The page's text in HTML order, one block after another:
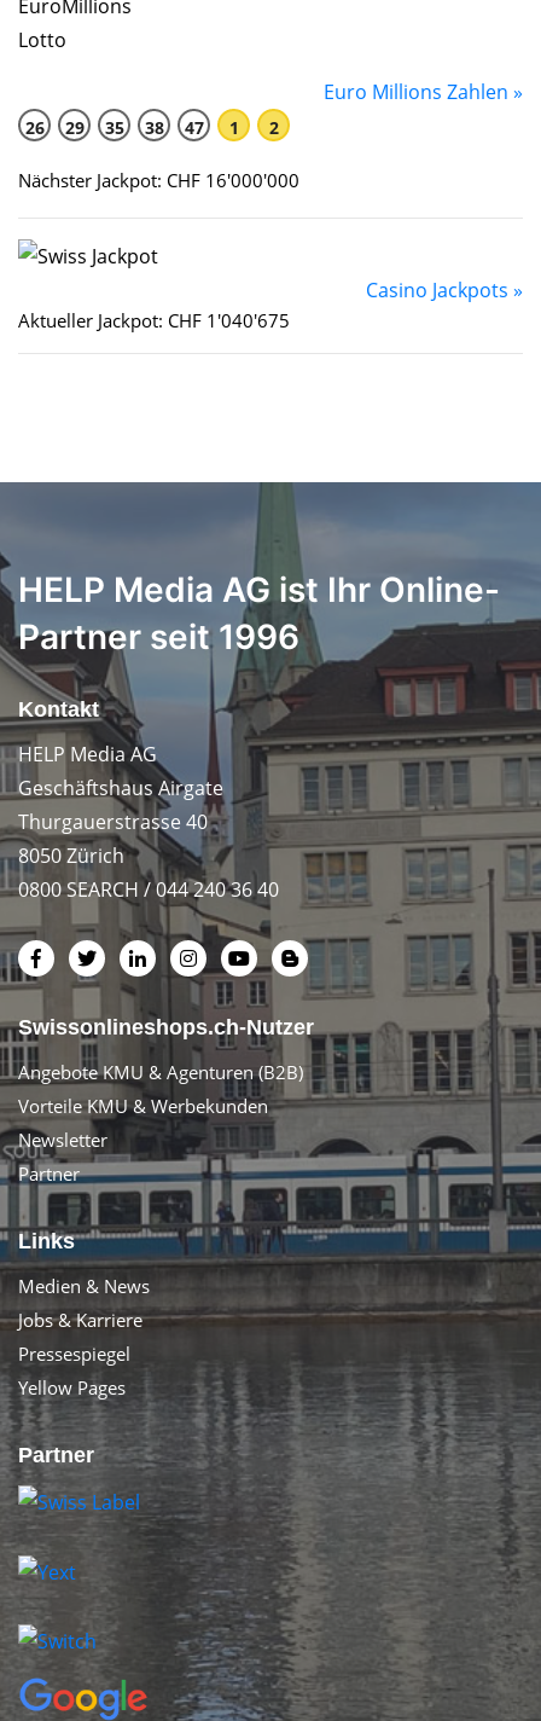
Euro Millions Zahlen »
26 29 35 38 47 1 2
Nächster Jackpot: CHF 16'000'000
Casino Jackpots »
Aktueller Jackpot: CHF 1'040'675
HELP Media AG ist Ihr Online-
Partner seit 1996
Kontakt
HELP Media AG
Geschäftshaus Airgate
Thurgauerstrasse 40
8050 Zürich
0800 SEARCH / 044 240 36 40
Swissonlineshops.ch-Nutzer
Angebote KMU & Agenturen (B2B)
Vorteile KMU & Werbekunden
Newsletter
Partner
Links
Medien & News
Jobs & Karriere
Pressespiegel
Yellow Pages
Partner